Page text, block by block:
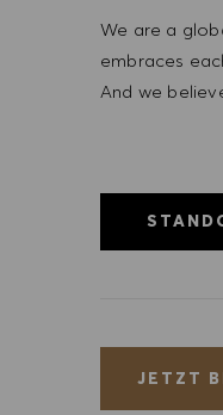
We are a
embraces
And we
JETZT